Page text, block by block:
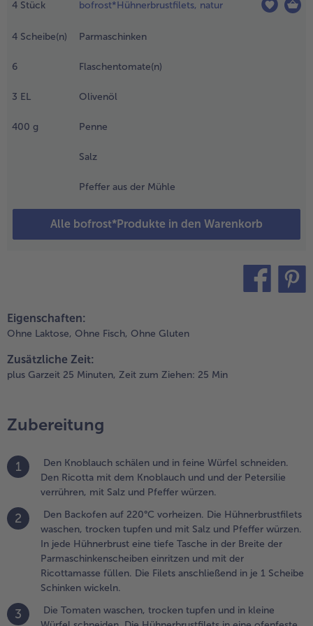
4 Stück bofrost*Hühnerbrustfilets, natur
4 Scheibe(n) Parmaschinken
6 Flaschentomate(n)
3 EL Olivenöl
400 g Penne
Salz
Pfeffer aus der Mühle
Alle bofrost*Produkte in den Warenkorb
vorheizen. Die
trocken
und mit der
Filets anschließend
je 1 Scheibe Schinken
Tomaten
tupfen
in kleine
eine ofenfeste
geben, die
darum
verteilen
mit Olivenöl
Die
Eigenschaften:
Ohne Laktose, Ohne Fisch, Ohne Gluten
Zusätzliche Zeit:
plus Garzeit 25 Minuten, Zeit zum Ziehen: 25 Min
Zubereitung
1
Den Knoblauch schälen und in feine Würfel schneiden.
Den Ricotta mit dem Knoblauch und und der Petersilie
verrühren, mit Salz und Pfeffer würzen.
2
Den Backofen auf 220°C vorheizen. Die Hühnerbrustfilets
waschen, trocken tupfen und mit Salz und Pfeffer würzen.
In jede Hühnerbrust eine tiefe Tasche in der Breite der
Parmaschinkenscheiben einritzen und mit der
Ricottamasse füllen. Die Filets anschließend in je 1 Scheibe
Schinken wickeln.
3
Die Tomaten waschen, trocken tupfen und in kleine